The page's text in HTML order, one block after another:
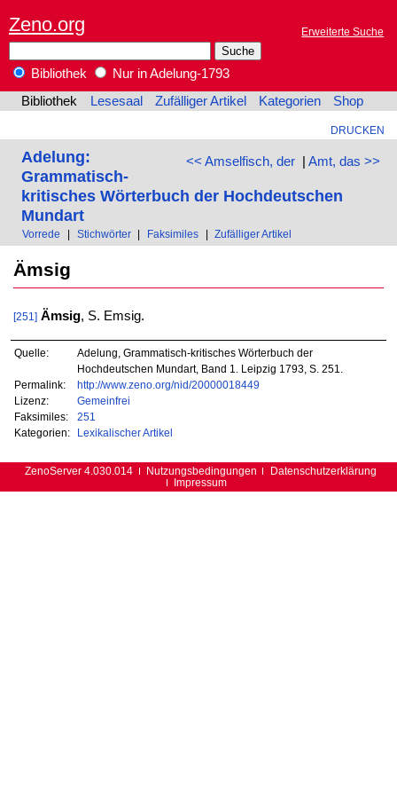
Zeno.org Erweiterte Suche
Bibliothek
Nur in Adelung-1793
Bibliothek
Lesesaal Zufälliger Artikel Kategorien Shop
DRUCKEN
<< Amselfisch, der| Amt, das >>
Adelung:
Grammatisch-
kritisches Wörterbuch der Hochdeutschen
Mundart
Vorrede Stichwörter Faksimiles Zufälliger Artikel
Ämsig
[251] Ämsig, S. Emsig.
Quelle:
Adelung, Grammatisch-kritisches Wörterbuch der
Hochdeutschen Mundart, Band 1. Leipzig 1793, S. 251.
Permalink:
http://www.zeno.org/nid/20000018449
Lizenz:
Gemeinfrei
Faksimiles:
251
Kategorien:
Lexikalischer Artikel
ZenoServer 4.030.014 Nutzungsbedingungen
Datenschutzerklärung
Impressum